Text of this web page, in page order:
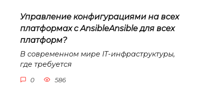
Управление конфигурациями на всех
платформах с AnsibleAnsible для всех
платформ?
В современном мире IT-инфраструктуры,
где требуется
0 586